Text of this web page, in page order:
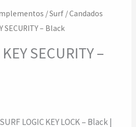
/Surf /Candados
SECURITY – Black
SECURITY –
LOGIC KEY LOCK – Black |